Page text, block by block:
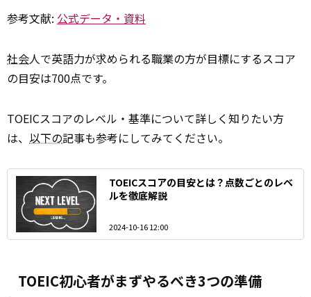
参考文献: 公式データ・資料
社会人で英語力が求められる職業の方が目標にするスコア
の目安は700点です。
TOEICスコアのレベル・基準について詳しく知りたい方
は、 以下の記事も参考にしてみてください。
TOEICスコアの目安とは？点数ごとのレベ
ルを徹底解説
2024-10-16 12:00
TOEIC初心者がまずやるべき3つの準備